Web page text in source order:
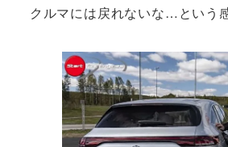
クルマには戻れないな…という